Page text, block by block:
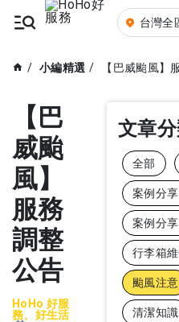
台灣全
小編精選 【巴威颱風】
【巴
威颱
風】
服務
調整
公告
HoHo 好服
務、好生活
文章
全部
案例分
案例分
行李箱
颱風注意
清潔知識